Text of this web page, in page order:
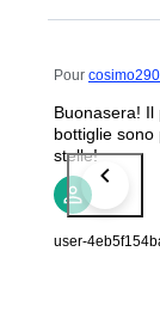
Pour
Buonasera!
bottiglie
stelle!
user-